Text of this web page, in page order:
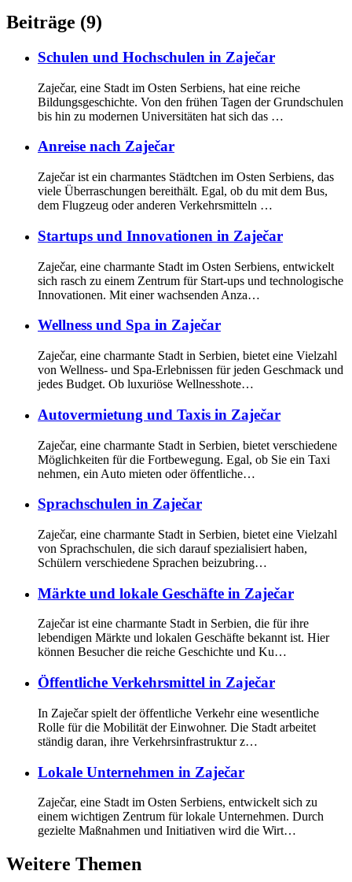
Beiträge (9)
Schulen und Hochschulen in Zaječar
Zaječar, eine Stadt im Osten Serbiens, hat eine reiche
Bildungsgeschichte. Von den frühen Tagen der Grundschulen
bis hin zu modernen Universitäten hat sich das …
Anreise nach Zaječar
Zaječar ist ein charmantes Städtchen im Osten Serbiens, das
viele Überraschungen bereithält. Egal, ob du mit dem Bus,
dem Flugzeug oder anderen Verkehrsmitteln …
Startups und Innovationen in Zaječar
Zaječar, eine charmante Stadt im Osten Serbiens, entwickelt
sich rasch zu einem Zentrum für Start-ups und technologische
Innovationen. Mit einer wachsenden Anza…
Wellness und Spa in Zaječar
Zaječar, eine charmante Stadt in Serbien, bietet eine Vielzahl
von Wellness- und Spa-Erlebnissen für jeden Geschmack und
jedes Budget. Ob luxuriöse Wellnesshote…
Autovermietung und Taxis in Zaječar
Zaječar, eine charmante Stadt in Serbien, bietet verschiedene
Möglichkeiten für die Fortbewegung. Egal, ob Sie ein Taxi
nehmen, ein Auto mieten oder öffentliche…
Sprachschulen in Zaječar
Zaječar, eine charmante Stadt in Serbien, bietet eine Vielzahl
von Sprachschulen, die sich darauf spezialisiert haben,
Schülern verschiedene Sprachen beizubring…
Märkte und lokale Geschäfte in Zaječar
Zaječar ist eine charmante Stadt in Serbien, die für ihre
lebendigen Märkte und lokalen Geschäfte bekannt ist. Hier
können Besucher die reiche Geschichte und Ku…
Öffentliche Verkehrsmittel in Zaječar
In Zaječar spielt der öffentliche Verkehr eine wesentliche
Rolle für die Mobilität der Einwohner. Die Stadt arbeitet
ständig daran, ihre Verkehrsinfrastruktur z…
Lokale Unternehmen in Zaječar
Zaječar, eine Stadt im Osten Serbiens, entwickelt sich zu
einem wichtigen Zentrum für lokale Unternehmen. Durch
gezielte Maßnahmen und Initiativen wird die Wirt…
Weitere Themen